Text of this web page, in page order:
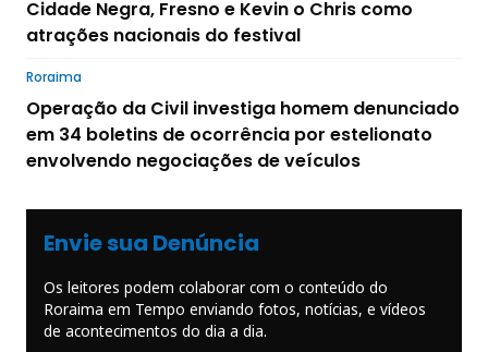
Cidade Negra, Fresno e Kevin o Chris como
atrações nacionais do festival
Roraima
Operação da Civil investiga homem denunciado
em 34 boletins de ocorrência por estelionato
envolvendo negociações de veículos
Envie sua Denúncia
Os leitores podem colaborar com o conteúdo do
Roraima em Tempo enviando fotos, notícias, e vídeos
de acontecimentos do dia a dia.